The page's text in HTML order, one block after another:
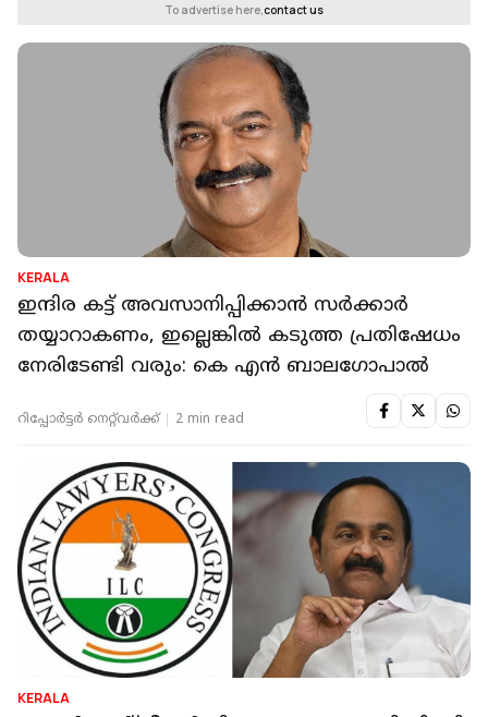
To advertise here, contact us
KERALA
ഇന്ദിര കട്ട് അവസാനിപ്പിക്കാൻ സർക്കാർ
തയ്യാറാകണം, ഇല്ലെങ്കിൽ കടുത്ത പ്രതിഷേധം
നേരിടേണ്ടി വരും: കെ എൻ ബാലഗോപാൽ
റിപ്പോർട്ടർ നെറ്റ്‌വര്‍ക്ക്‌ 2 min read
KERALA